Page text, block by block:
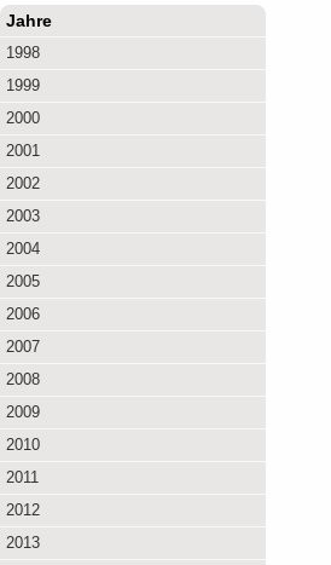
Jahre
1998
1999
2000
2001
2002
2003
2004
2005
2006
2007
2008
2009
2010
2011
2012
2013